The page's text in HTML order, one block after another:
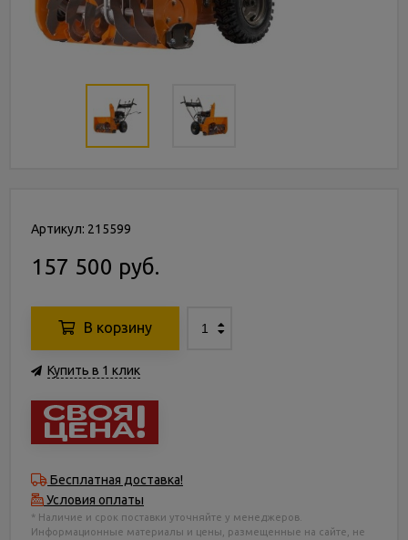
Артикул: 215599
157 500 руб.
В корзину
Купить в 1 клик
Бесплатная доставка!
Условия оплаты
* Наличие и срок поставки уточняйте у менеджеров.
Информационные материалы и цены, размещенные на сайте, не